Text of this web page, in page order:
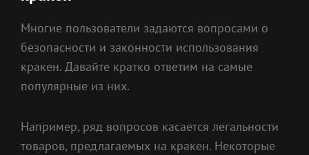
Многие пользователи задаются вопросами о
безопасности и законности использования
кракен. Давайте кратко ответим на самые
популярные из них.
Например, ряд вопросов касается легальности
товаров, предлагаемых на кракен. Некоторые